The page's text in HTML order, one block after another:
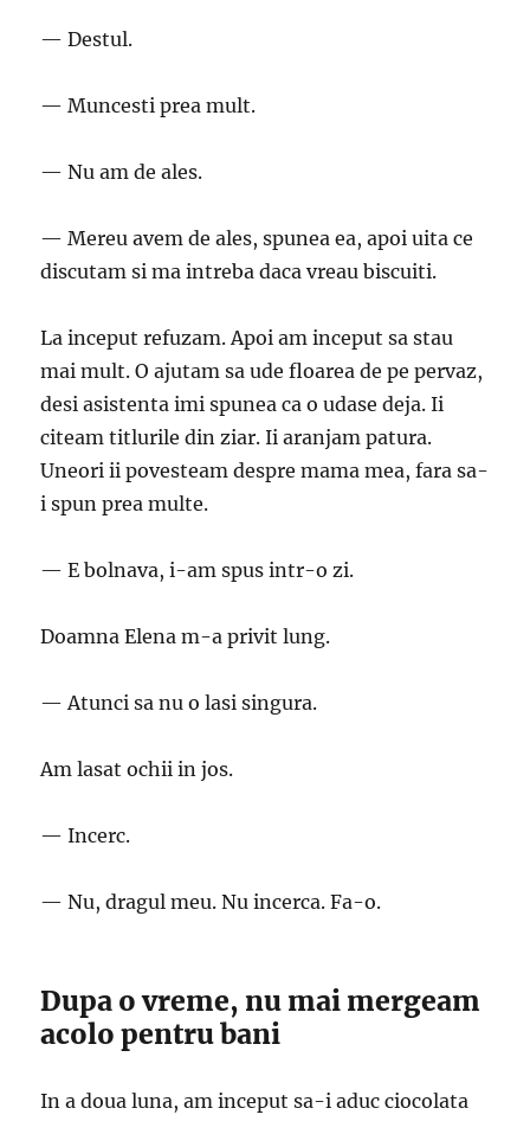
— Destul.
— Muncesti prea mult.
— Nu am de ales.
— Mereu avem de ales, spunea ea, apoi uita ce
discutam si ma intreba daca vreau biscuiti.
La inceput refuzam. Apoi am inceput sa stau
mai mult. O ajutam sa ude floarea de pe pervaz,
desi asistenta imi spunea ca o udase deja. Ii
citeam titlurile din ziar. Ii aranjam patura.
Uneori ii povesteam despre mama mea, fara sa-
i spun prea multe.
— E bolnava, i-am spus intr-o zi.
Doamna Elena m-a privit lung.
— Atunci sa nu o lasi singura.
Am lasat ochii in jos.
— Incerc.
— Nu, dragul meu. Nu incerca. Fa-o.
Dupa o vreme, nu mai mergeam
acolo pentru bani
In a doua luna, am inceput sa-i aduc ciocolata